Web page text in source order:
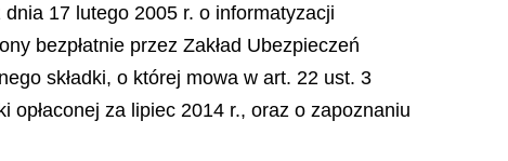
17 lutego 2005 r. o informatyzacji
bezpłatnie przez Zakład Ubezpieczeń
składki, o której mowa w art. 22 ust. 3
za lipiec 2014 r., oraz o zapoznaniu